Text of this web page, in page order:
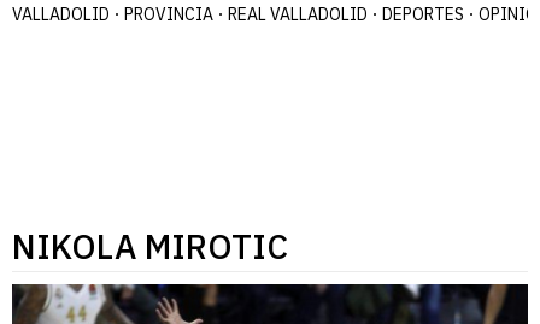
VALLADOLID PROVINCIA REAL VALLADOLID DEPORTES
NIKOLA MIROTIC